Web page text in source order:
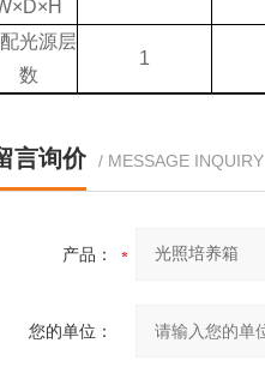
光源层
数
1
言询价 / MESSAGE INQUIRY
产品：
您的单位：